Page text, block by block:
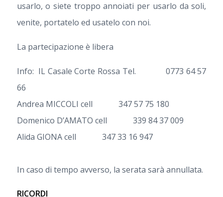
usarlo, o siete troppo annoiati per usarlo da soli,
venite, portatelo ed usatelo con noi.
La partecipazione è libera
Info: IL Casale Corte Rossa Tel. 0773 64 57
66
Andrea MICCOLI cell 347 57 75 180
Domenico D’AMATO cell 339 84 37 009
Alida GIONA cell 347 33 16 947
In caso di tempo avverso, la serata sarà annullata.
RICORDI